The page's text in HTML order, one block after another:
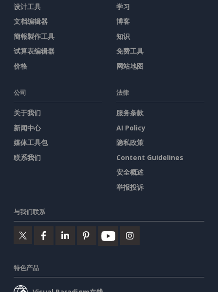
设计工具
文档编辑器
簡報製作工具
试算表编辑器
价格
学习
博客
知识
免费工具
网站地图
公司
关于我们
新闻中心
媒体工具包
联系我们
法律
服务条款
AI Policy
隐私政策
Content Guidelines
安全概述
举报投诉
与我们联系
特色产品